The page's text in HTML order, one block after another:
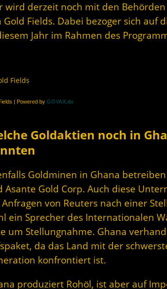
wird derzeit noch mit den
Gold Fields. Dabei bezoger sich auf
Jahr im Rahmen des
| Powered by GOYAX.de
Goldaktien noch in
Goldminen in Ghana
Asante Gold Corp. Auch diese
von Reuters nach einer
ein Sprecher des Internationalen
um Stellungnahme. Ghana
da das Land mit der
konfrontiert ist.
produziert Rohöl, ist aber auf